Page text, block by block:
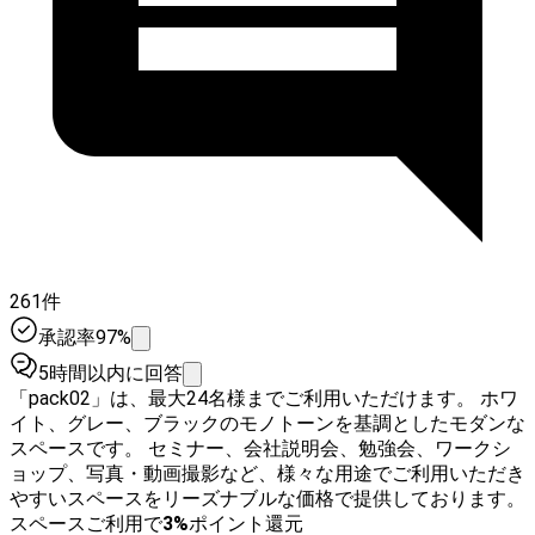
261件
承認率97%
5時間以内に回答
「pack02」は、最大24名様までご利用いただけます。 ホワ
イト、グレー、ブラックのモノトーンを基調としたモダンな
スペースです。 セミナー、会社説明会、勉強会、ワークシ
ョップ、写真・動画撮影など、様々な用途でご利用いただき
やすいスペースをリーズナブルな価格で提供しております。
スペースご利用で3%ポイント還元